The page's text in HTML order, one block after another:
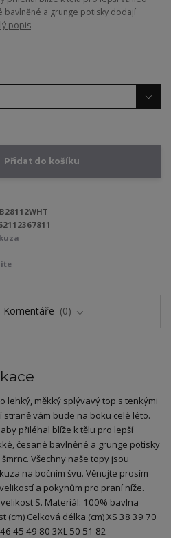
bavlněné a grunge potisky dodají
popis
Přidat do košíku
Komentáře 0
lehký, měkký splývavý top s tenkými
vám bude na boku celé léto.
přiléhal blíže k tělu pro lepší
česané bavlněné a grunge potisky
Všechny naše topy jsou
na bočním švu. Věnujte prosím
a pokynům pro praní níže.
S. Materiál: 100% bavlna
(cm) Celková délka (cm) XS 38 39 70
45 49 80 3XL 50 51 82